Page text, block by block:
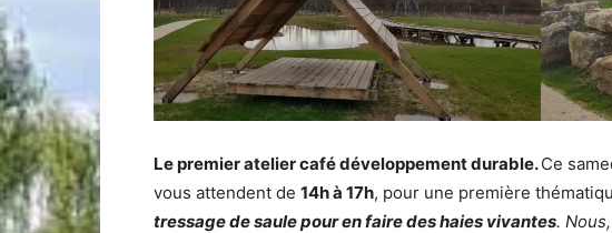
Le premier atelier café développement durable.Ce
vous attendent de 14h à 17h, pour une première
tressage de saule pour en faire des haies vivantes.